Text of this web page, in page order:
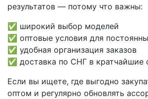
результатов — потому что важны:
✅ широкий выбор моделей
✅ оптовые условия для
✅ удобная организация заказов
✅ доставка по СНГ в кратчайшие
Если вы ищете, где выгодно
оптом и регулярно обновлять